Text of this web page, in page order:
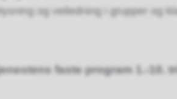
og veiledning i grupper og
faste program 1.-10.